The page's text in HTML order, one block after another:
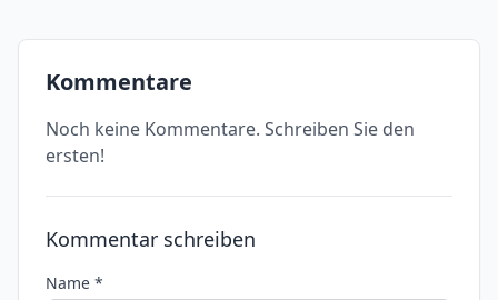
Kommentare
Noch keine Kommentare. Schreiben Sie den
ersten!
Kommentar schreiben
Name *